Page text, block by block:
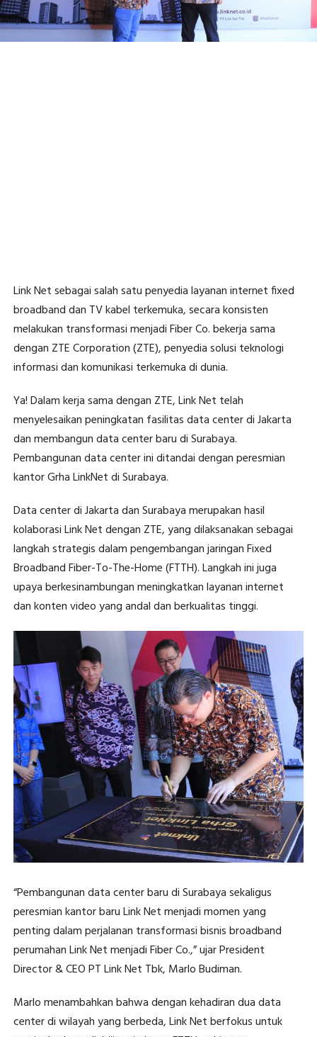
Link Net sebagai salah satu penyedia layanan internet fixed
broadband dan TV kabel terkemuka, secara konsisten
melakukan transformasi menjadi Fiber Co. bekerja sama
dengan ZTE Corporation (ZTE), penyedia solusi teknologi
informasi dan komunikasi terkemuka di dunia.
Ya! Dalam kerja sama dengan ZTE, Link Net telah
menyelesaikan peningkatan fasilitas data center di Jakarta
dan membangun data center baru di Surabaya.
Pembangunan data center ini ditandai dengan peresmian
kantor Grha LinkNet di Surabaya.
Data center di Jakarta dan Surabaya merupakan hasil
kolaborasi Link Net dengan ZTE, yang dilaksanakan sebagai
langkah strategis dalam pengembangan jaringan Fixed
Broadband Fiber-To-The-Home (FTTH). Langkah ini juga
upaya berkesinambungan meningkatkan layanan internet
dan konten video yang andal dan berkualitas tinggi.
“Pembangunan data center baru di Surabaya sekaligus
peresmian kantor baru Link Net menjadi momen yang
penting dalam perjalanan transformasi bisnis broadband
perumahan Link Net menjadi Fiber Co.,” ujar President
Director & CEO PT Link Net Tbk, Marlo Budiman.
Marlo menambahkan bahwa dengan kehadiran dua data
center di wilayah yang berbeda, Link Net berfokus untuk